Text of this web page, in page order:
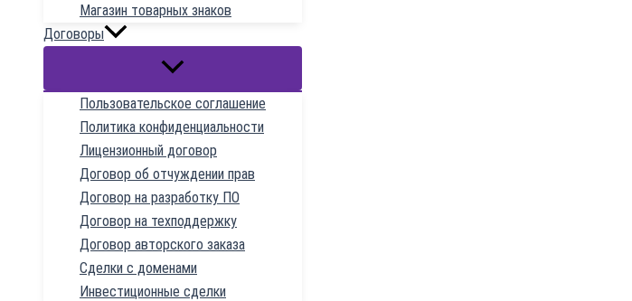
Магазин товарных знаков
Договоры
Пользовательское соглашение
Политика конфиденциальности
Лицензионный договор
Договор об отчуждении прав
Договор на разработку ПО
Договор на техподдержку
Договор авторского заказа
Сделки с доменами
Инвестиционные сделки